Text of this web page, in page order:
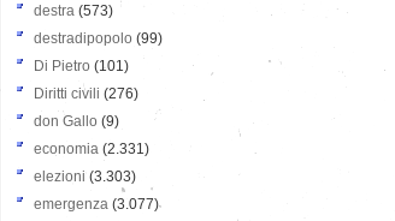
destra (573)
destradipopolo (99)
Di Pietro (101)
Diritti civili (276)
don Gallo (9)
economia (2.331)
elezioni (3.303)
emergenza (3.077)